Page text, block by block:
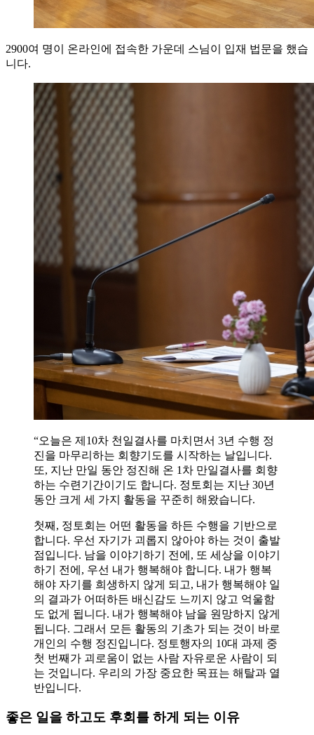
2900여 명이 온라인에 접속한 가운데 스님이 입재 법문을 했습
니다.
“오늘은 제10차 천일결사를 마치면서 3년 수행 정
진을 마무리하는 회향기도를 시작하는 날입니다.
또, 지난 만일 동안 정진해 온 1차 만일결사를 회향
하는 수련기간이기도 합니다. 정토회는 지난 30년
동안 크게 세 가지 활동을 꾸준히 해왔습니다.
첫째, 정토회는 어떤 활동을 하든 수행을 기반으로
합니다. 우선 자기가 괴롭지 않아야 하는 것이 출발
점입니다. 남을 이야기하기 전에, 또 세상을 이야기
하기 전에, 우선 내가 행복해야 합니다. 내가 행복
해야 자기를 희생하지 않게 되고, 내가 행복해야 일
의 결과가 어떠하든 배신감도 느끼지 않고 억울함
도 없게 됩니다. 내가 행복해야 남을 원망하지 않게
됩니다. 그래서 모든 활동의 기초가 되는 것이 바로
개인의 수행 정진입니다. 정토행자의 10대 과제 중
첫 번째가 괴로움이 없는 사람 자유로운 사람이 되
는 것입니다. 우리의 가장 중요한 목표는 해탈과 열
반입니다.
좋은 일을 하고도 후회를 하게 되는 이유